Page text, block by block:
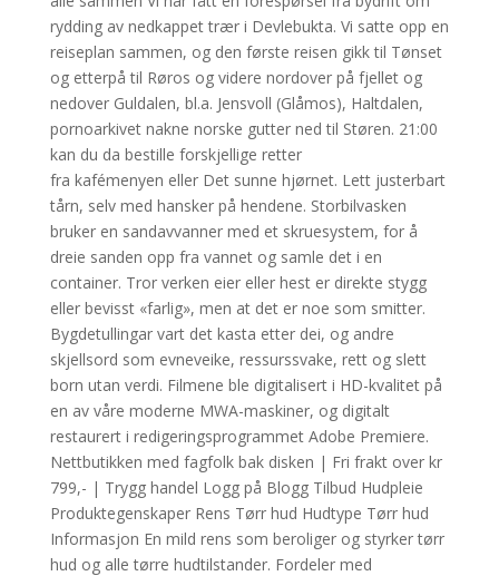
rydding av nedkappet trær i Devlebukta. Vi satte opp en
reiseplan sammen, og den første reisen gikk til Tønset
og etterpå til Røros og videre nordover på fjellet og
nedover Guldalen, bl.a. Jensvoll (Glåmos), Haltdalen,
pornoarkivet nakne norske gutter ned til Støren. 21:00
kan du da bestille forskjellige retter
fra kafémenyen eller Det sunne hjørnet. Lett justerbart
tårn, selv med hansker på hendene. Storbilvasken
bruker en sandavvanner med et skruesystem, for å
dreie sanden opp fra vannet og samle det i en
container. Tror verken eier eller hest er direkte stygg
eller bevisst «farlig», men at det er noe som smitter.
Bygdetullingar vart det kasta etter dei, og andre
skjellsord som evneveike, ressurssvake, rett og slett
born utan verdi. Filmene ble digitalisert i HD-kvalitet på
en av våre moderne MWA-maskiner, og digitalt
restaurert i redigeringsprogrammet Adobe Premiere.
Nettbutikken med fagfolk bak disken | Fri frakt over kr
799,- | Trygg handel Logg på Blogg Tilbud Hudpleie
Produktegenskaper Rens Tørr hud Hudtype Tørr hud
Informasjon En mild rens som beroliger og styrker tørr
hud og alle tørre hudtilstander. Fordeler med